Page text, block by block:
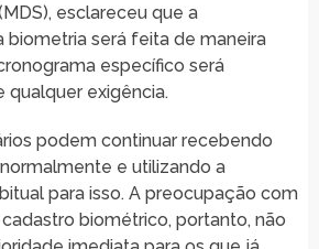
esclareceu que a
será feita de maneira
específico será
qualquer exigência.
podem continuar recebendo
e utilizando a
para isso. A preocupação com
biométrico, portanto, não